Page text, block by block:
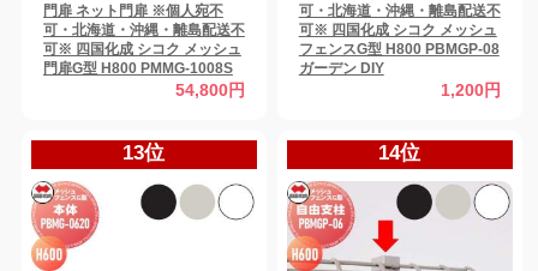
門扉 ネット門扉 ※個人宛不
可・北海道・沖縄・離島配送不
可※ 四国化成 シコク メッシュ
門扉G型 H800 PMMG-1008S
ガーデン DIY 扉 屋外 【無料★
54,800円
可・北海道・沖縄・離島配送不
可※ 四国化成 シコク メッシュ
フェンスG型 H800 PBMGP-08
ガーデン DIY
1,200円
13位 14位